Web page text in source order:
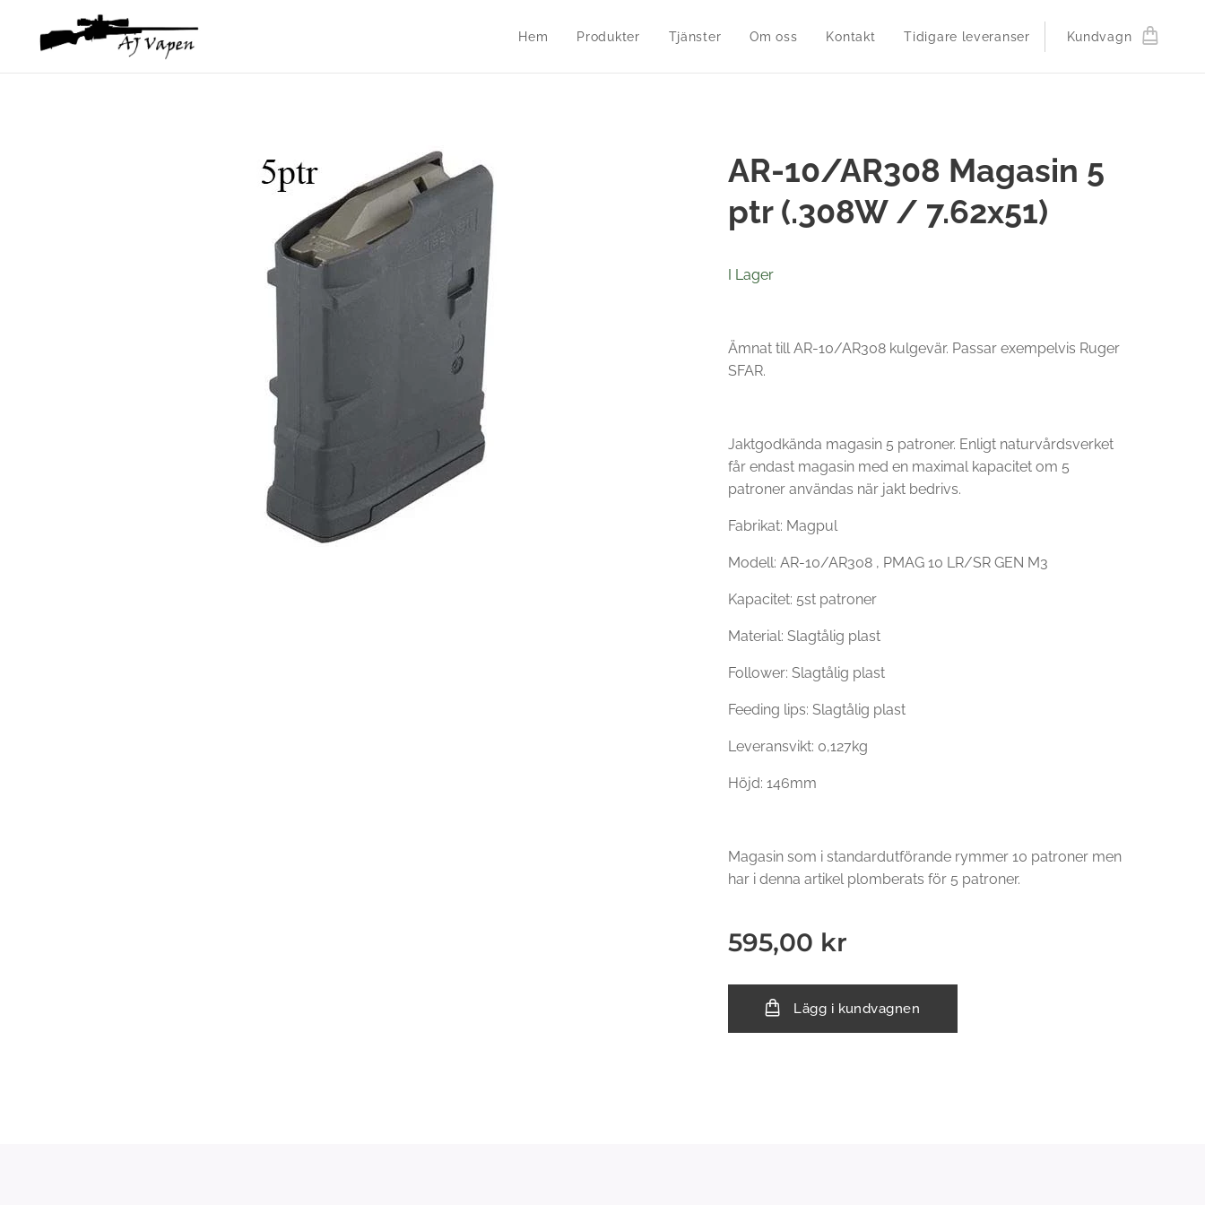
Hem Produkter Tjänster Om oss Kontakt Tidigare leveranser Kundvagn
AR-10/AR308 Magasin 5
ptr (.308W / 7.62x51)
I Lager
Ämnat till AR-10/AR308 kulgevär. Passar exempelvis Ruger
SFAR.
Jaktgodkända magasin 5 patroner. Enligt naturvårdsverket
får endast magasin med en maximal kapacitet om 5
patroner användas när jakt bedrivs.
Fabrikat: Magpul
Modell: AR-10/AR308 , PMAG 10 LR/SR GEN M3
Kapacitet: 5st patroner
Material: Slagtålig plast
Follower: Slagtålig plast
Feeding lips: Slagtålig plast
Leveransvikt: 0,127kg
Höjd: 146mm
Magasin som i standardutförande rymmer 10 patroner men
har i denna artikel plomberats för 5 patroner.
595,00 kr
Lägg i kundvagnen